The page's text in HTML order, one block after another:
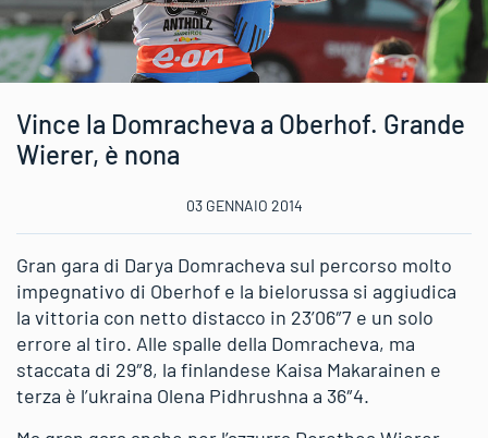
Vince la Domracheva a Oberhof. Grande
Wierer, è nona
03 GENNAIO 2014
Gran gara di Darya Domracheva sul percorso molto
impegnativo di Oberhof e la bielorussa si aggiudica
la vittoria con netto distacco in 23’06″7 e un solo
errore al tiro. Alle spalle della Domracheva, ma
staccata di 29″8, la finlandese Kaisa Makarainen e
terza è l’ukraina Olena Pidhrushna a 36″4.